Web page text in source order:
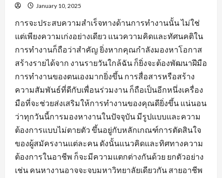
January 10, 2025
การจะประสบความสำเร็จทางด้านการทำงานนั้น ไม่ใช่
แต่เพียงความเก่งอย่างเดียว แนวความคิดและทัศนคติใน
การทำงานก็ถือว่าสำคัญ ยิ่งหากคุณกำลังมองหาโอกาส
สร้างรายได้จาก งานรายวันใกล้ฉัน ก็ยิ่งจะต้องพัฒนาฝีมือ
การทำงานของตนเองมากยิ่งขึ้น การสื่อสารหรือสร้าง
ความสัมพันธ์ที่ดีกับเพื่อนร่วมงาน ก็ถือเป็นอีกหนึ่งเครื่อง
มือที่จะช่วยส่งเสริมให้การทำงานของคุณดียิ่งขึ้น แน่นอน
ว่าทุกวันนี้การมองหางานในปัจจุบัน มีรูปแบบและความ
ต้องการแบบไม่ตายตัว ขึ้นอยู่กับหลักเกณฑ์การตัดสินใจ
ของผู้สมัครงานแต่ละคน ดังนั้นแนวคิดและทิศทางความ
ต้องการในอาชีพ ก็จะมีความแตกต่างกันด้วย ยกตัวอย่าง
เช่น คนหางานอาจจะจบมหาวิทยาลัยเดียวกัน สายอาชีพ